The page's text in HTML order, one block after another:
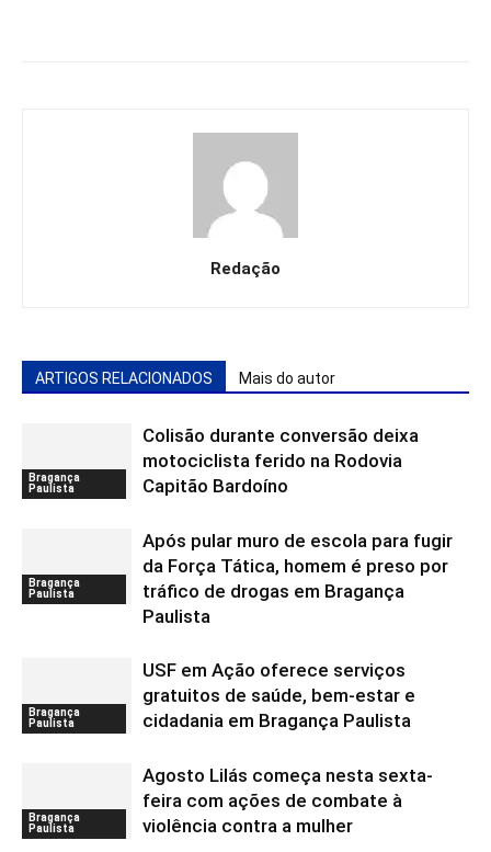
Redação
ARTIGOS RELACIONADOS Mais do autor
Bragança
Paulista
Colisão durante conversão deixa
motociclista ferido na Rodovia
Capitão Bardoíno
Bragança
Paulista
Após pular muro de escola para fugir
da Força Tática, homem é preso por
tráfico de drogas em Bragança
Paulista
Bragança
Paulista
USF em Ação oferece serviços
gratuitos de saúde, bem-estar e
cidadania em Bragança Paulista
Bragança
Paulista
Agosto Lilás começa nesta sexta-
feira com ações de combate à
violência contra a mulher